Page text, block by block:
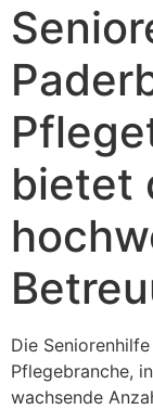
bietet
Die
Pflegebranche,
wachsende